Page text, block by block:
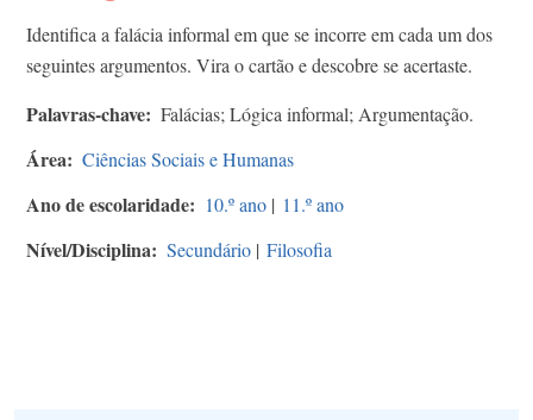
Identifica a falácia informal em que se incorre em cada um dos
seguintes argumentos. Vira o cartão e descobre se acertaste.
Palavras-chave Falácias; Lógica informal; Argumentação.
Área Ciências Sociais e Humanas
Ano de escolaridade 10.º ano | 11.º ano
Nível/Disciplina Secundário | Filosofia